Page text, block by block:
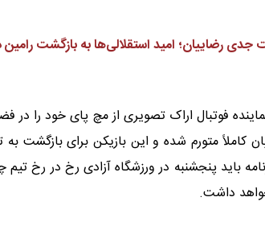
رضاییان؛ امید استقلالی‌ها به بازگشت
فوتبال اراک تصویری از مچ پای خود را
متورم شده و این بازیکن برای بازگشت به
باید پنجشنبه در ورزشگاه آزادی رخ در رخ تیم
داشت.